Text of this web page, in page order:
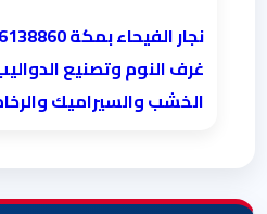
غرف النوم وتصنيع
الخشب والسيراميك